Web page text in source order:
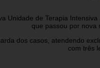
Unidade de Terapia
que passou por nova
dos casos, atendendo
com três